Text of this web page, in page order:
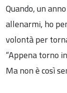
Quando, un
allenarmi, ho
volontà per
“Appena torno
Ma non è così